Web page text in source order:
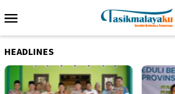
ke
Mobile
HEADLINES